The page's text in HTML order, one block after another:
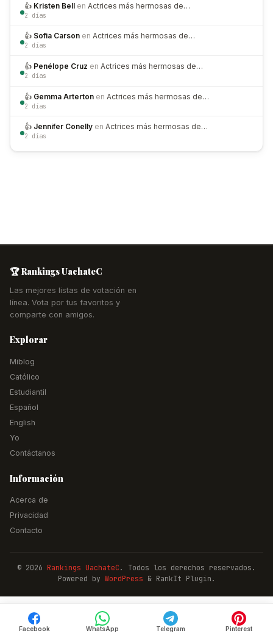
👍 Kristen Bell en Actrices más hermosas de…
2 días
👍 Sofia Carson en Actrices más hermosas de…
2 días
👍 Penélope Cruz en Actrices más hermosas de…
2 días
👍 Gemma Arterton en Actrices más hermosas de…
2 días
👍 Jennifer Conelly en Actrices más hermosas de…
2 días
🏆 Rankings UachateC
Las mejores listas de votación en
línea. Vota por tus favoritos y
comparte con amigos.
Explorar
Miblog
Católico
Estudiantil
Español
English
Yo
Contáctanos
Información
Acerca de
Privacidad
Contacto
© 2026 Rankings UachateC . Todos los derechos reservados.
Powered by WordPress & RankIt Plugin.
Facebook WhatsApp Telegram Pinterest